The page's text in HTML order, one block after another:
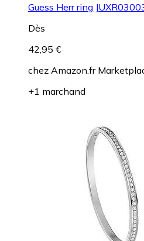
Guess Herr ring
Dès
42,95 €
chez Amazon.fr
+1 marchand